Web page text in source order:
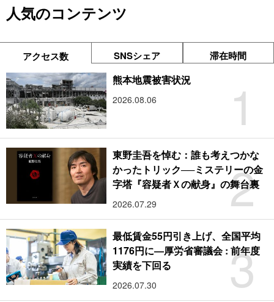
人気のコンテンツ
アクセス数 SNSシェア 滞在時間
1
熊本地震被害状況
2026.08.06
2
東野圭吾を悼む：誰も考えつかな
かったトリック──ミステリーの金
字塔『容疑者Ｘの献身』の舞台裏
2026.07.29
3
最低賃金55円引き上げ、全国平均
1176円に―厚労省審議会 : 前年度
実績を下回る
2026.07.30